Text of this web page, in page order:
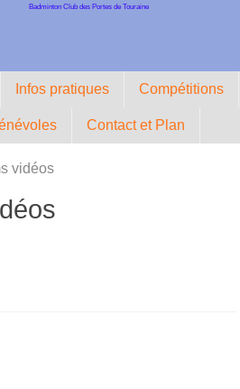
Badminton Club des Portes de Touraine
Infos pratiques Compétitions
Contact et Plan
vidéos